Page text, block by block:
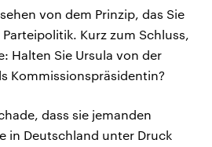
von dem Prinzip, das Sie
Kurz zum Schluss,
Halten Sie Ursula von der
Kommissionspräsidentin?
dass sie jemanden
in Deutschland unter Druck